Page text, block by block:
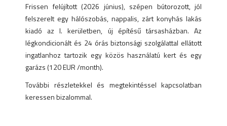
Frissen felújított (2026 június), szépen bútorozott, jól
felszerelt egy hálószobás, nappalis, zárt konyhás lakás
kiadó az I. kerületben, új építésű társasházban. Az
légkondicionált és 24 órás biztonsági szolgálattal ellátott
ingatlanhoz tartozik egy közös használatú kert és egy
garázs (120 EUR /month).
További részletekkel és megtekintéssel kapcsolatban
keressen bizalommal.